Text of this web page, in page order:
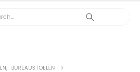
, BUREAUSTOELEN